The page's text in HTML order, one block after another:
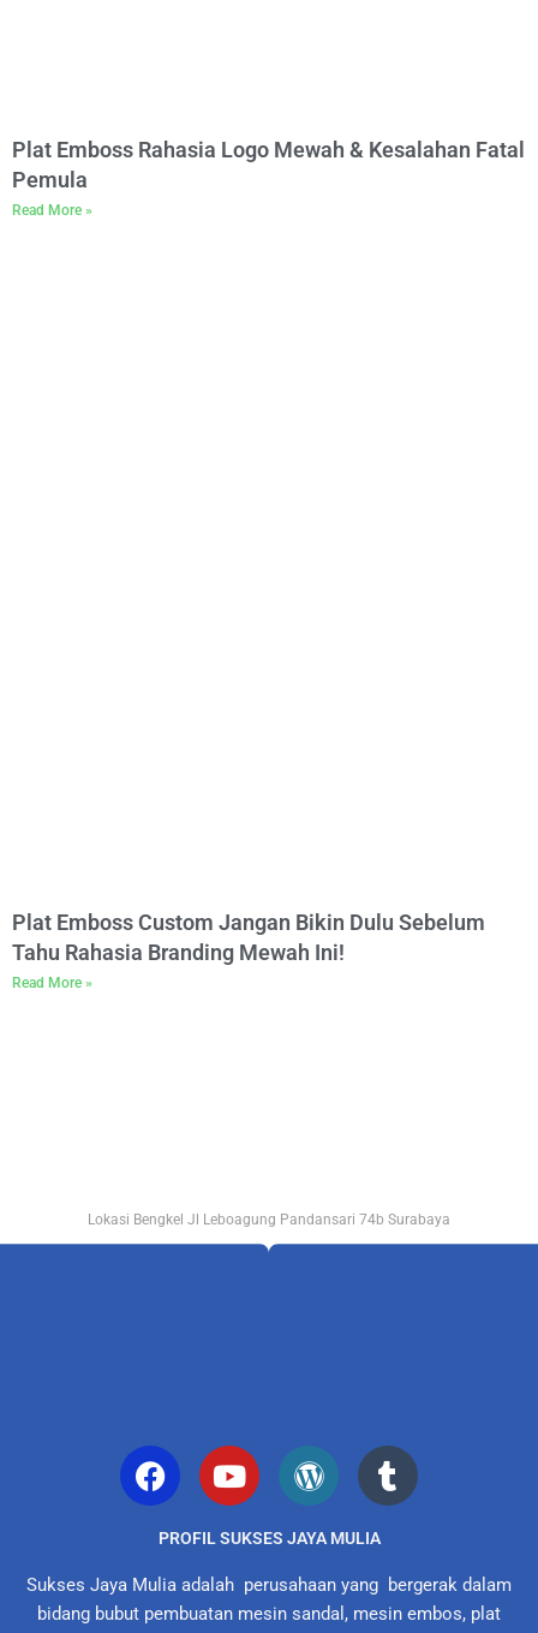
Plat Emboss Rahasia Logo Mewah & Kesalahan Fatal
Pemula
Read More »
Plat Emboss Custom Jangan Bikin Dulu Sebelum
Tahu Rahasia Branding Mewah Ini!
Read More »
Lokasi Bengkel Jl Leboagung Pandansari 74b Surabaya
PROFIL SUKSES JAYA MULIA
Sukses Jaya Mulia adalah perusahaan yang bergerak dalam
bidang bubut pembuatan mesin sandal, mesin embos, plat